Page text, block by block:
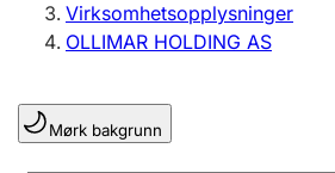
Enkeltpersonforetak
Registrere, endre, slette
Lag og forening
Virksomhetsopplysninger
OLLIMAR HOLDING AS
Mørk bakgrunn